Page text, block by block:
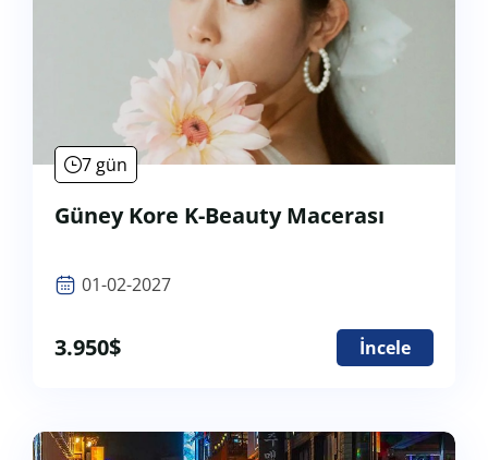
7 gün
Güney Kore K-Beauty Macerası
01-02-2027
3.950$ İncele